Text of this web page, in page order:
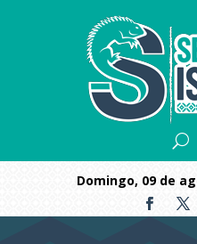
domingo, 09 de